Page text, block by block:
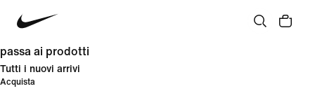
passa ai prodotti
Tutti i nuovi arrivi
Acquista